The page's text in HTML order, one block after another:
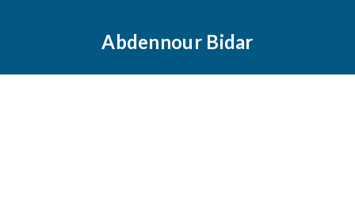
Abdennour Bidar